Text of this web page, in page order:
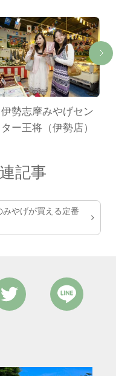
伊勢志摩みやげセン
ター王将（伊勢店）
記事
やげが買える定番